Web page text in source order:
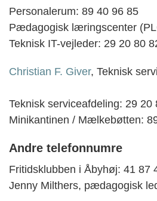
Personalerum: 89 40 96 85
Pædagogisk læringscenter
Teknisk IT-vejleder: 29 20 80
Christian F. Giver, Teknisk
Teknisk serviceafdeling: 29 20
Minikantinen / Mælkebøtten:
Andre telefonnumre
Fritidsklubben i Åbyhøj: 41 87
Jenny Milthers, pædagogisk